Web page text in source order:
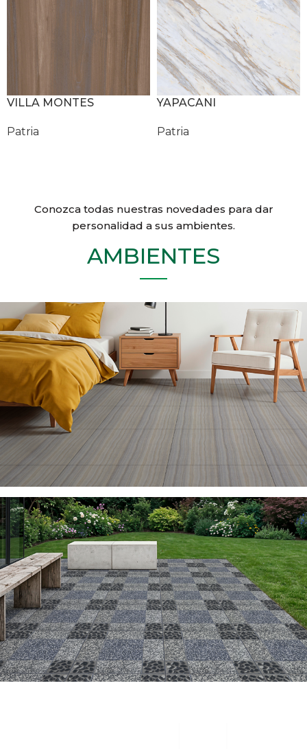
VILLA MONTES
Patria
YAPACANI
Patria
Conozca todas nuestras novedades para dar
personalidad a sus ambientes.
AMBIENTES
INTERIORES
Ver productos